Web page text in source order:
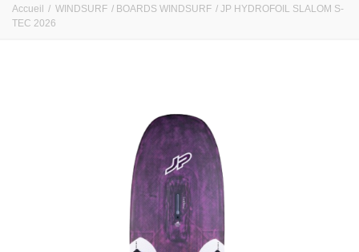
Accueil / WINDSURF / BOARDS WINDSURF / JP HYDROFOIL SLALOM S-
TEC 2026